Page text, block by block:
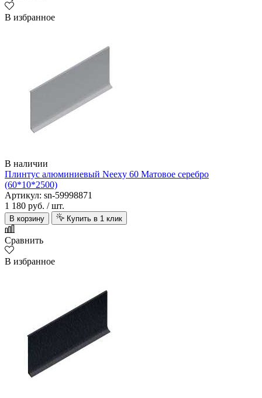
В избранное
В наличии
Плинтус алюминиевый Neexy 60 Матовое серебро
(60*10*2500)
Артикул: sn-59998871
1 180 руб. / шт.
В корзину Купить в 1 клик
Сравнить
В избранное